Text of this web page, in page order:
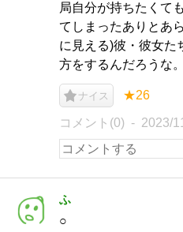
局自分が持ちたくて
てしまったありとあ
に見える)彼・彼女た
方をするんだろうな。
ナイス ★26
コメント(0) 2023/
ふ
○